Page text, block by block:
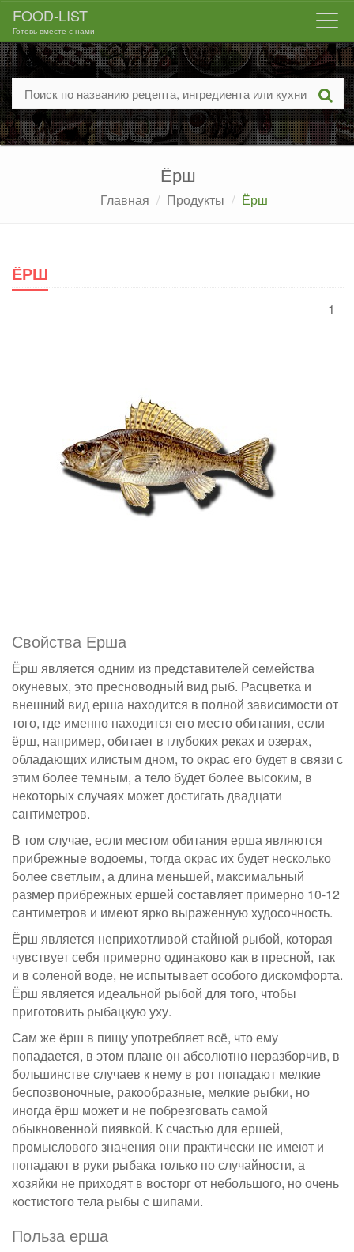
FOOD-LIST
Готовь вместе с нами
Ёрш
Главная Продукты Ёрш
ЁРШ
1
Свойства Ерша
Ёрш является одним из представителей семейства
окуневых, это пресноводный вид рыб. Расцветка и
внешний вид ерша находится в полной зависимости от
того, где именно находится его место обитания, если
ёрш, например, обитает в глубоких реках и озерах,
обладающих илистым дном, то окрас его будет в связи с
этим более темным, а тело будет более высоким, в
некоторых случаях может достигать двадцати
сантиметров.
В том случае, если местом обитания ерша являются
прибрежные водоемы, тогда окрас их будет несколько
более светлым, а длина меньшей, максимальный
размер прибрежных ершей составляет примерно 10-12
сантиметров и имеют ярко выраженную худосочность.
Ёрш является неприхотливой стайной рыбой, которая
чувствует себя примерно одинаково как в пресной, так
и в соленой воде, не испытывает особого дискомфорта.
Ёрш является идеальной рыбой для того, чтобы
приготовить рыбацкую уху.
Сам же ёрш в пищу употребляет всё, что ему
попадается, в этом плане он абсолютно неразборчив, в
большинстве случаев к нему в рот попадают мелкие
беспозвоночные, ракообразные, мелкие рыбки, но
иногда ёрш может и не побрезговать самой
обыкновенной пиявкой. К счастью для ершей,
промыслового значения они практически не имеют и
попадают в руки рыбака только по случайности, а
хозяйки не приходят в восторг от небольшого, но очень
костистого тела рыбы с шипами.
Польза ерша